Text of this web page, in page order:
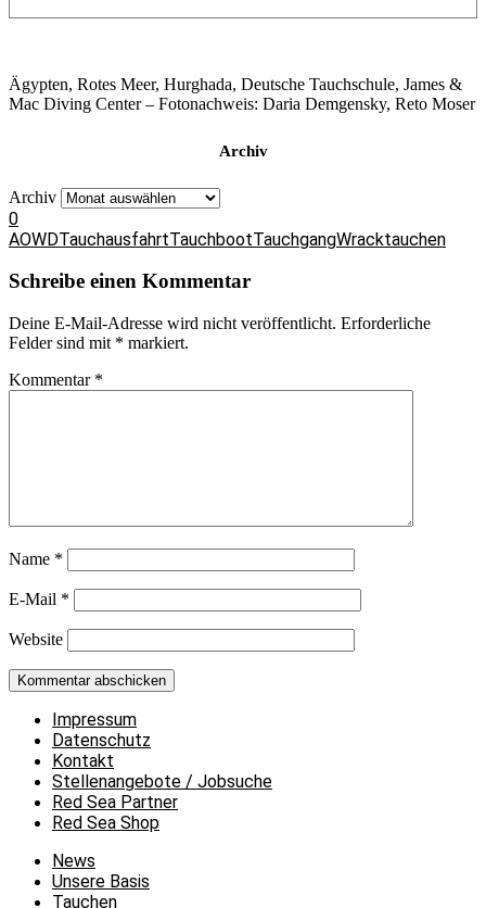
Ägypten, Rotes Meer, Hurghada, Deutsche Tauchschule, James &
Mac Diving Center – Fotonachweis: Daria Demgensky, Reto Moser
Archiv
Archiv
0
AOWDTauchausfahrtTauchbootTauchgangWracktauchen
Schreibe einen Kommentar
Deine E-Mail-Adresse wird nicht veröffentlicht. Erforderliche
Felder sind mit * markiert.
Kommentar *
Name *
E-Mail *
Website
Impressum
Datenschutz
Kontakt
Stellenangebote / Jobsuche
Red Sea Partner
Red Sea Shop
News
Unsere Basis
Tauchen